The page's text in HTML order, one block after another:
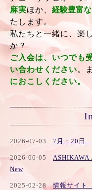
麻実ほか、 経験豊富な
たします。
私たちと一緒に、楽
か？
ご入会は、いつでも
い合わせください。
におこしください。
2026-07-03 7月：20
2026-06-05
New
2025-02-28
情報サイト